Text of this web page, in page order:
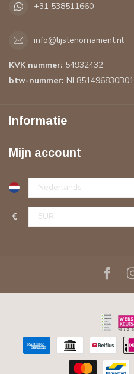
+31 538511660
info@lijstenornament.nl
KVK nummer: 54932432
btw-nummer: NL851496830B01
Informatie
Mijn account
€